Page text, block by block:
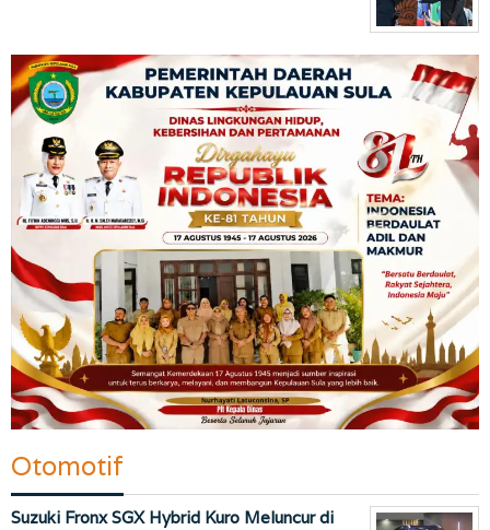
Otomotif
Suzuki Fronx SGX Hybrid Kuro Meluncur di